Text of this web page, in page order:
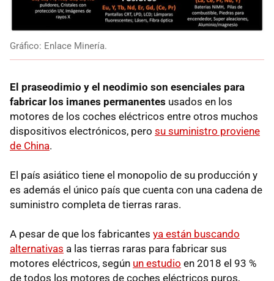
Gráfico: Enlace Minería.
El praseodimio y el neodimio son esenciales para
fabricar los imanes permanentes usados en los
motores de los coches eléctricos entre otros muchos
dispositivos electrónicos, pero su suministro proviene
de China.
El país asiático tiene el monopolio de su producción y
es además el único país que cuenta con una cadena de
suministro completa de tierras raras.
A pesar de que los fabricantes ya están buscando
alternativas a las tierras raras para fabricar sus
motores eléctricos, según un estudio en 2018 el 93 %
de todos los motores de coches eléctricos puros,